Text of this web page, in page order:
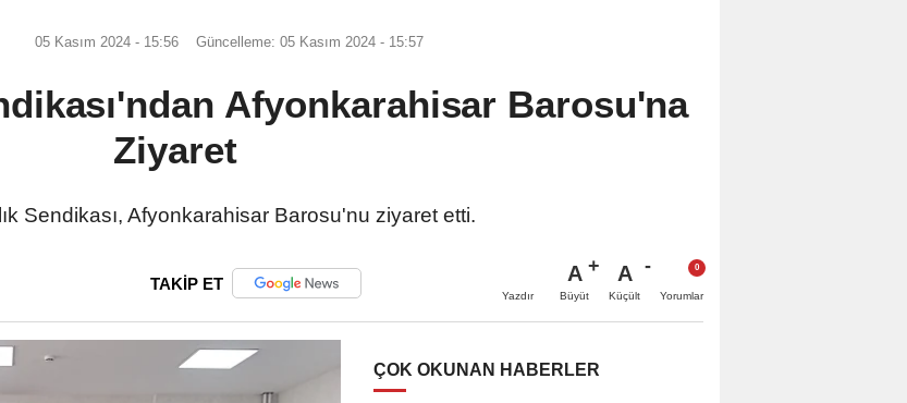
05 Kasım 2024 - 15:56 Güncelleme: 05 Kasım 2024 - 15:57
Afyonkarahisar Barosu'na
Ziyaret
Sendikası, Afyonkarahisar Barosu'nu ziyaret etti.
TAKİP ET
Yazdır
A
Büyüt
A
Küçült Yorumlar
ÇOK OKUNAN HABERLER